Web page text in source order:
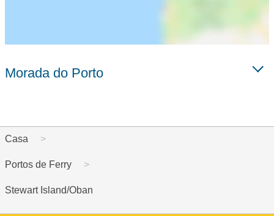
Morada do Porto
Casa
Portos de Ferry
Stewart Island/Oban